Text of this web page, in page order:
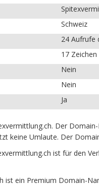
Schweiz
24 Aufrufe
17 Zeichen
Nein
Nein
Ja
Der
keine Umlaute. Der
ist für den
ist ein Premium Domain-